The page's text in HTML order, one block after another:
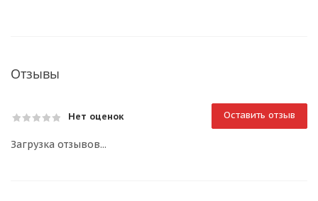
Отзывы
Нет оценок Оставить отзыв
Загрузка отзывов...